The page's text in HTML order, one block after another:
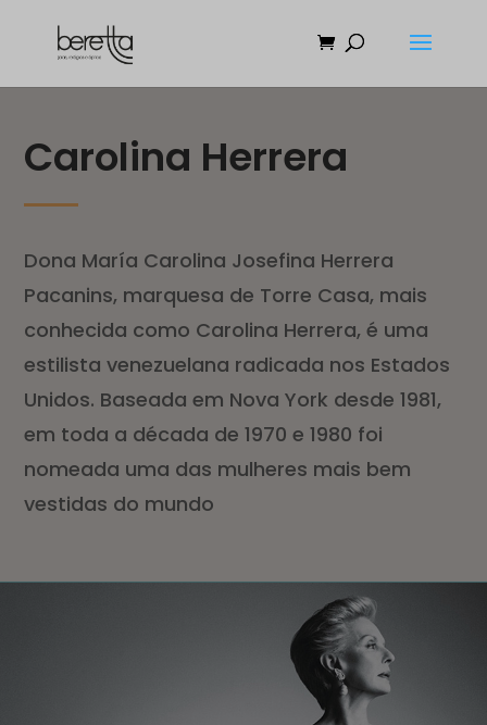
Carolina Herrera
Dona María Carolina Josefina Herrera
Pacanins, marquesa de Torre Casa, mais
conhecida como Carolina Herrera, é uma
estilista venezuelana radicada nos Estados
Unidos. Baseada em Nova York desde 1981,
em toda a década de 1970 e 1980 foi
nomeada uma das mulheres mais bem
vestidas do mundo